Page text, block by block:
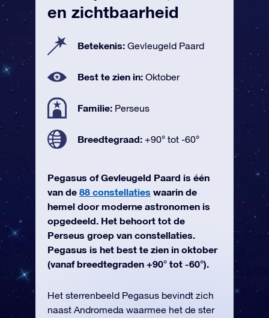
en zichtbaarheid
Betekenis: Gevleugeld Paard
Best te zien in: Oktober
Familie: Perseus
Breedtegraad: +90° tot -60°
Pegasus of Gevleugeld Paard is één
van de 88 constellaties waarin de
hemel door moderne astronomen is
opgedeeld. Het behoort tot de
Perseus groep van constellaties.
Pegasus is het best te zien in oktober
(vanaf breedtegraden +90° tot -60°).
Het sterrenbeeld Pegasus bevindt zich
naast Andromeda waarmee het de ster